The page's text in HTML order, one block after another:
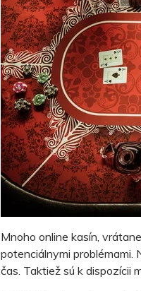
Mnoho online kasín,
potenciálnymi problémami.
čas. Taktiež sú k dispozícii